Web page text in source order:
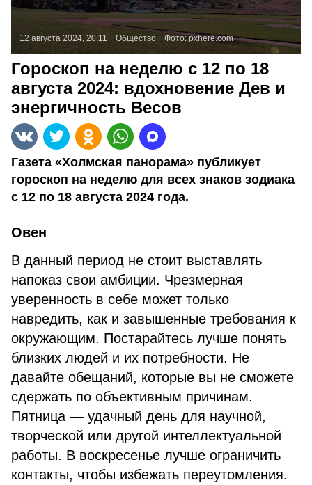
12 августа 2024, 20:11 Общество Фото:pxhere.com
Гороскоп на неделю с 12 по 18
августа 2024: вдохновение Дев и
энергичность Весов
Газета «Холмская панорама» публикует
гороскоп на неделю для всех знаков зодиака
с 12 по 18 августа 2024 года.
Овен
В данный период не стоит выставлять
напоказ свои амбиции. Чрезмерная
уверенность в себе может только
навредить, как и завышенные требования к
окружающим. Постарайтесь лучше понять
близких людей и их потребности. Не
давайте обещаний, которые вы не сможете
сдержать по объективным причинам.
Пятница — удачный день для научной,
творческой или другой интеллектуальной
работы. В воскресенье лучше ограничить
контакты, чтобы избежать переутомления.